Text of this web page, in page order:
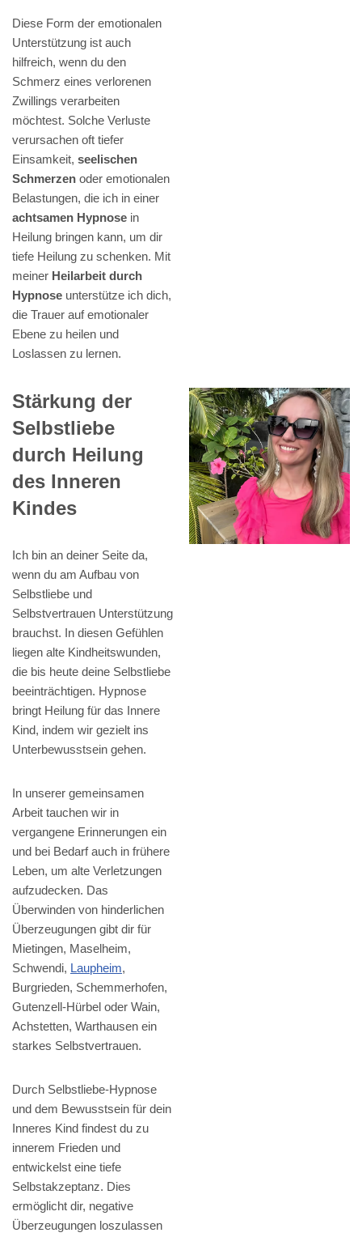
Diese Form der emotionalen
Unterstützung ist auch
hilfreich, wenn du den
Schmerz eines verlorenen
Zwillings verarbeiten
möchtest. Solche Verluste
verursachen oft tiefer
Einsamkeit, seelischen
Schmerzen oder emotionalen
Belastungen, die ich in einer
achtsamen Hypnose in
Heilung bringen kann, um dir
tiefe Heilung zu schenken. Mit
meiner Heilarbeit durch
Hypnose unterstütze ich dich,
die Trauer auf emotionaler
Ebene zu heilen und
Loslassen zu lernen.
Stärkung der
Selbstliebe
durch Heilung
des Inneren
Kindes
Ich bin an deiner Seite da,
wenn du am Aufbau von
Selbstliebe und
Selbstvertrauen Unterstützung
brauchst. In diesen Gefühlen
liegen alte Kindheitswunden,
die bis heute deine Selbstliebe
beeinträchtigen. Hypnose
bringt Heilung für das Innere
Kind, indem wir gezielt ins
Unterbewusstsein gehen.
In unserer gemeinsamen
Arbeit tauchen wir in
vergangene Erinnerungen ein
und bei Bedarf auch in frühere
Leben, um alte Verletzungen
aufzudecken. Das
Überwinden von hinderlichen
Überzeugungen gibt dir für
Mietingen, Maselheim,
Schwendi, Laupheim,
Burgrieden, Schemmerhofen,
Gutenzell-Hürbel oder Wain,
Achstetten, Warthausen ein
starkes Selbstvertrauen.
Durch Selbstliebe-Hypnose
und dem Bewusstsein für dein
Inneres Kind findest du zu
innerem Frieden und
entwickelst eine tiefe
Selbstakzeptanz. Dies
ermöglicht dir, negative
Überzeugungen loszulassen